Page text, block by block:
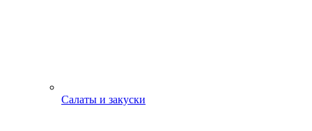
Салаты и закуски